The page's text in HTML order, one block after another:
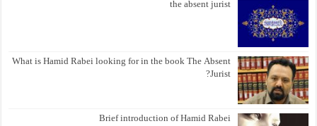
the absent jurist
What is Hamid Rabei looking for in the book The Absent
Jurist?
Brief introduction of Hamid Rabei